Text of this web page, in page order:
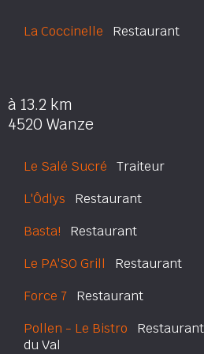
La Coccinelle Restaurant
à 13.2 km
4520 Wanze
Le Salé Sucré Traiteur
L'Ôdlys Restaurant
Basta! Restaurant
Le PA'SO Grill Restaurant
Force 7 Restaurant
Pollen - Le Bistro
du Val